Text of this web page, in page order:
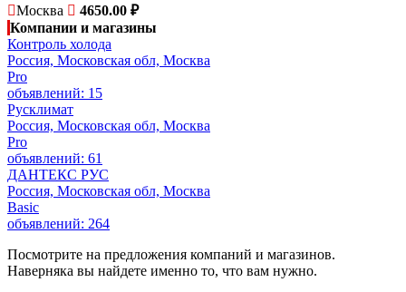
Москва
4650.00 ₽
Компании и магазины
Контроль холода
Россия, Московская обл, Москва
Pro
объявлений: 15
Русклимат
Россия, Московская обл, Москва
Pro
объявлений: 61
ДАНТЕКС РУС
Россия, Московская обл, Москва
Basic
объявлений: 264
Посмотрите на предложения компаний и магазинов.
Наверняка вы найдете именно то, что вам нужно.